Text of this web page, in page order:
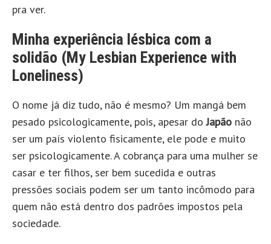
pra ver.
Minha experiência lésbica com a
solidão (My Lesbian Experience with
Loneliness)
O nome já diz tudo, não é mesmo? Um mangá bem
pesado psicologicamente, pois, apesar doJapão não
ser um país violento fisicamente, ele pode e muito
ser psicologicamente. A cobrança para uma mulher se
casar e ter filhos, ser bem sucedida e outras
pressões sociais podem ser um tanto incômodo para
quem não está dentro dos padrões impostos pela
sociedade.